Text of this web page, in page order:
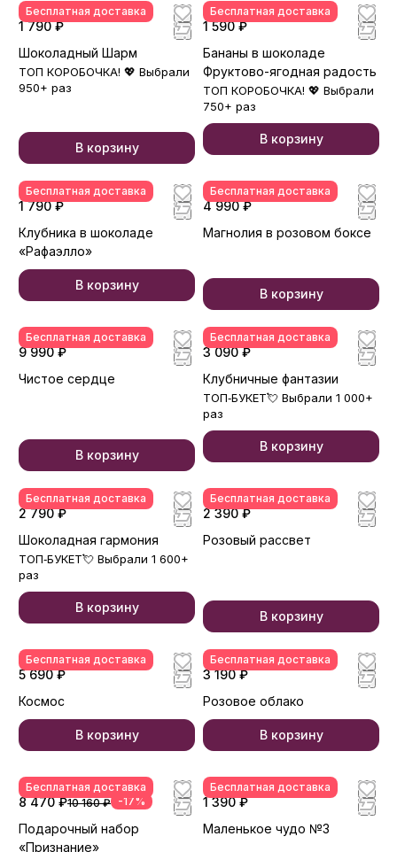
Бесплатная доставка
1 790 ₽
Шоколадный Шарм
ТОП КОРОБОЧКА! 💖 Выбрали
950+ раз
В корзину
Бесплатная доставка
1 590 ₽
Бананы в шоколаде
Фруктово-ягодная радость
ТОП КОРОБОЧКА! 💖 Выбрали
750+ раз
В корзину
Бесплатная доставка
1 790 ₽
Клубника в шоколаде
«Рафаэлло»
В корзину
Бесплатная доставка
4 990 ₽
Магнолия в розовом боксе
В корзину
Бесплатная доставка
9 990 ₽
Чистое сердце
В корзину
Бесплатная доставка
3 090 ₽
Клубничные фантазии
ТОП‑БУКЕТ💘 Выбрали 1 000+
раз
В корзину
Бесплатная доставка
2 790 ₽
Шоколадная гармония
ТОП‑БУКЕТ💘 Выбрали 1 600+
раз
В корзину
Бесплатная доставка
2 390 ₽
Розовый рассвет
В корзину
Бесплатная доставка
5 690 ₽
Космос
В корзину
Бесплатная доставка
3 190 ₽
Розовое облако
В корзину
Бесплатная доставка
8 470 ₽10 160 ₽ -17%
Подарочный набор
«Признание»
Бесплатная доставка
1 390 ₽
Маленькое чудо №3